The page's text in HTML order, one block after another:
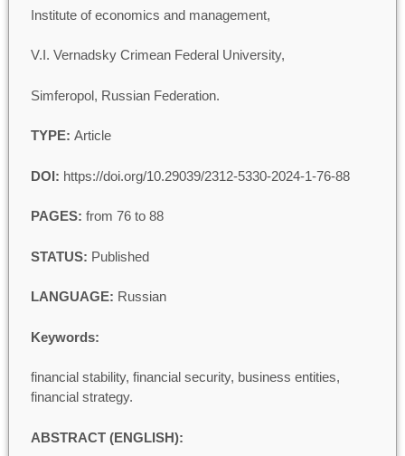
Institute of economics and management,
V.I. Vernadsky Crimean Federal University,
Simferopol, Russian Federation.
TYPE: Article
DOI: https://doi.org/10.29039/2312-5330-2024-1-76-88
PAGES: from 76 to 88
STATUS: Published
LANGUAGE: Russian
Keywords:
financial stability, financial security, business entities,
financial strategy.
ABSTRACT (ENGLISH):